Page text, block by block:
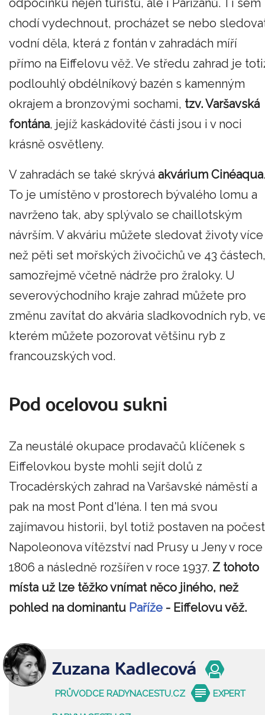
chodí vydechnout, procházet se nebo
vodní děla, která z fontán v zahradách míří
přímo na Eiffelovu věž. Ve středu zahrad je
podlouhlý obdélníkový bazén s kamenným
okrajem a bronzovými sochami, tzv. Varšavská
fontána, jejíž kaskádovité části jsou i v noci
krásně osvětleny.
V zahradách se také skrývá akvárium Cinéaqua.
To je umístěno v prostorech bývalého lomu a
navrženo tak, aby splývalo se chaillotským
návrším. V akváriu můžete sledovat životy více
než pěti set mořských živočichů ve 43 částech,
samozřejmě včetně nádrže pro žraloky. U
severovýchodního kraje zahrad můžete pro
změnu zavítat do akvária sladkovodních ryb,
kterém můžete pozorovat většinu ryb z
francouzských vod.
Pod ocelovou sukni
Za neustálé okupace prodavačů klíčenek s
Eiffelovkou byste mohli sejít dolů z
Trocadérských zahrad na Varšavské náměstí a
pak na most Pont d'Iéna. I ten má svou
zajímavou historii, byl totiž postaven na počest
Napoleonova vítězství nad Prusy u Jeny v roce
1806 a následně rozšířen v roce 1937. Z tohoto
místa už lze těžko vnímat něco jiného, než
pohled na dominantu Paříže - Eiffelovu věž.
Zuzana Kadlecová
PRŮVODCE RADYNACESTU.CZ EXPERT